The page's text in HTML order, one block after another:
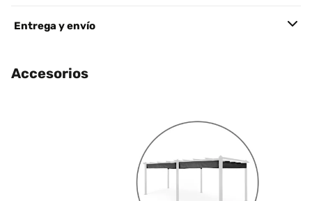
Entrega y envío
Accesorios